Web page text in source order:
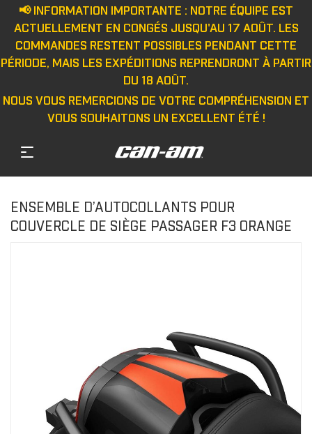
📢 INFORMATION IMPORTANTE : NOTRE ÉQUIPE EST
ACTUELLEMENT EN CONGÉS JUSQU'AU 17 AOÛT. LES
COMMANDES RESTENT POSSIBLES PENDANT CETTE
PÉRIODE, MAIS LES EXPÉDITIONS REPRENDRONT À PARTIR
DU 18 AOÛT.
NOUS VOUS REMERCIONS DE VOTRE COMPRÉHENSION ET
VOUS SOUHAITONS UN EXCELLENT ÉTÉ !
ENSEMBLE D’AUTOCOLLANTS POUR
COUVERCLE DE SIÈGE PASSAGER F3 ORANGE